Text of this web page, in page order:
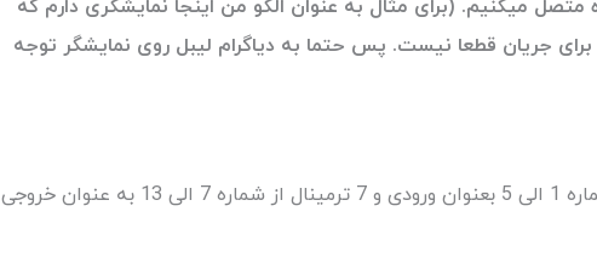
میکنیم. (برای مثال به عنوان الگو من اینجا نمایشگری دارم که
ولی برای جریان قطعا نیست. پس حتما به دیاگرام لیبل روی نمایشگر توجه
همونطور که روی لیبل ملاحظه می‌کنید، این نمایشگر دارای 16 ترمینال هست که 5 ترمینال از شماره 1 الی 5 بعنوان ورودی و 7 ترمینال از شماره 7 الی 13 به عنوان خروجی